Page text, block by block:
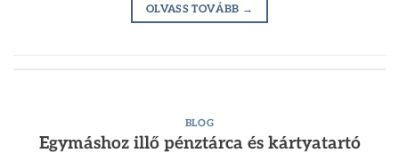
OLVASS TOVÁBB →
BLOG
Egymáshoz illő pénztárca és kártyatartó